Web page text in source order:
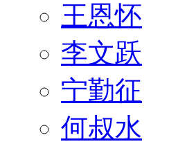
王恩怀
李文跃
宁勤征
何叔水